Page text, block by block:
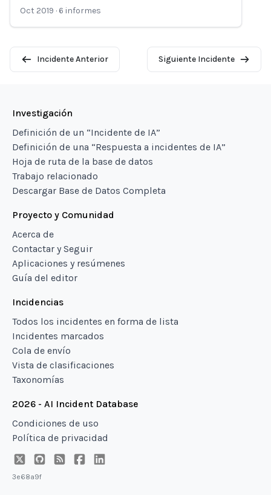
Oct 2019 · 6 informes
Incidente Anterior Siguiente Incidente
Investigación
Definición de un “Incidente de IA”
Definición de una “Respuesta a incidentes de IA”
Hoja de ruta de la base de datos
Trabajo relacionado
Descargar Base de Datos Completa
Proyecto y Comunidad
Acerca de
Contactar y Seguir
Aplicaciones y resúmenes
Guía del editor
Incidencias
Todos los incidentes en forma de lista
Incidentes marcados
Cola de envío
Vista de clasificaciones
Taxonomías
2026 - AI Incident Database
Condiciones de uso
Política de privacidad
3e68a9f